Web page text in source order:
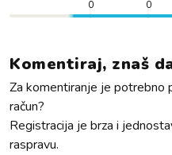
0 0
Komentiraj, znaš
Za komentiranje je potrebno
račun?
Registracija je brza i
raspravu.